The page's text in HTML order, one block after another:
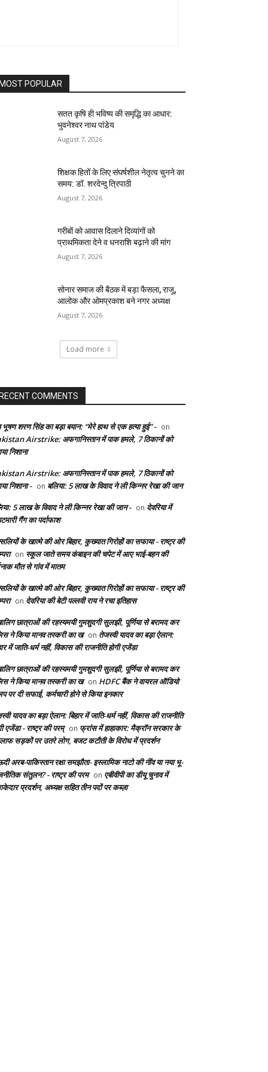
POPULAR
सतत कृषि ही भविष्य की समृद्धि का आधार:
भुवनेश्वर नाथ पांडेय
August 7, 2026
शिक्षक हितों के लिए संघर्षशील नेतृत्व चुनने का
समय: डॉ. शरदेन्दु त्रिपाठी
August 7, 2026
गरीबों को आवास दिलाने दिव्यांगों को
प्राथमिकता देने व धनराशि बढ़ाने की मांग
August 7, 2026
सोनार समाज की बैठक में बड़ा फैसला, राजू,
आलोक और ओमप्रकाश बने नगर अध्यक्ष
August 7, 2026
Load more
COMMENTS
शरण सिंह का बड़ा बयान: “मेरे हाथ से एक हत्या हुई” - on
Airstrike: अफगानिस्तान में पाक हमले, 7 ठिकानों को
निशाना
Airstrike: अफगानिस्तान में पाक हमले, 7 ठिकानों को
निशाना - on बलिया: 5 लाख के विवाद ने ली किन्नर रेखा की जान
5 लाख के विवाद ने ली किन्नर रेखा की जान - on देवरिया में
गैंग का पर्दाफाश
के खात्मे की ओर बिहार, कुख्यात गिरोहों का सफाया - राष्ट्र की
on स्कूल जाते समय कंबाइन की चपेट में आए भाई-बहन की
मौत से गांव में मातम
के खात्मे की ओर बिहार, कुख्यात गिरोहों का सफाया - राष्ट्र की
on देवरिया की बेटी पल्लवी राय ने रचा इतिहास
छात्राओं की रहस्यमयी गुमशुदगी सुलझी, पूर्णिया से बरामद कर
ने किया मानव तस्करी का ख on तेजस्वी यादव का बड़ा ऐलान:
में जाति-धर्म नहीं, विकास की राजनीति होगी एजेंडा
छात्राओं की रहस्यमयी गुमशुदगी सुलझी, पूर्णिया से बरामद कर
ने किया मानव तस्करी का ख on HDFC बैंक ने वायरल ऑडियो
पर दी सफाई, कर्मचारी होने से किया इनकार
यादव का बड़ा ऐलान: बिहार में जाति-धर्म नहीं, विकास की राजनीति
एजेंडा - राष्ट्र की परम् on फ्रांस में हाहाकार: मैक्रॉन सरकार के
सड़कों पर उतरे लोग, बजट कटौती के विरोध में प्रदर्शन
अरब-पाकिस्तान रक्षा समझौता- इस्लामिक नाटो की नींव या नया भू-
संतुलन? - राष्ट्र की परम on एबीवीपी का डीयू चुनाव में
प्रदर्शन, अध्यक्ष सहित तीन पदों पर कब्ज़ा